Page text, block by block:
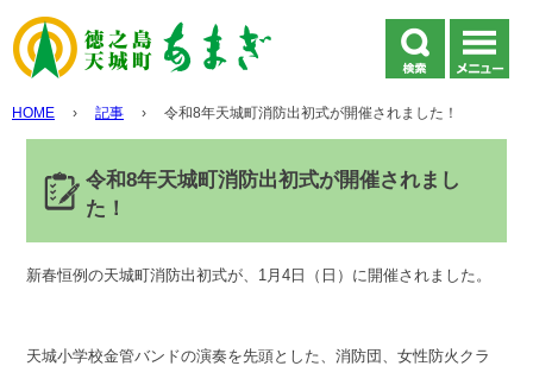
HOME › 記事 › 令和8年天城町消防出初式が開催されました！
令和8年天城町消防出初式が開催されまし
た！
新春恒例の天城町消防出初式が、1月4日（日）に開催されました。
天城小学校金管バンドの演奏を先頭とした、消防団、女性防火クラ